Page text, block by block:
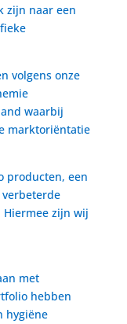
zijn naar een
volgens onze
waarbij
marktoriëntatie
producten, een
Hiermee zijn wij
met
hebben
hygiëne